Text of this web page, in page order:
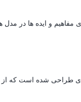
ای طراحی شده است که